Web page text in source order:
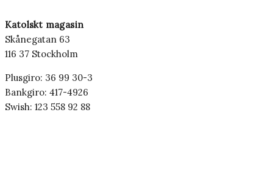
Katolskt magasin
Skånegatan 63
116 37 Stockholm
Plusgiro: 36 99 30-3
Bankgiro: 417-4926
Swish: 123 558 92 88